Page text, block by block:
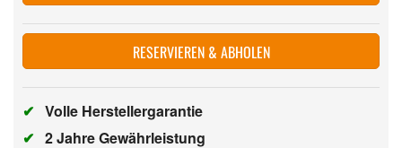
RESERVIEREN & ABHOLEN
✔ Volle Herstellergarantie
✔ 2 Jahre Gewährleistung